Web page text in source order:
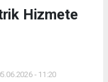
Hizmete
- 11:20